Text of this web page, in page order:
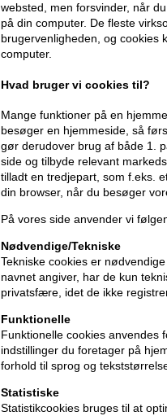
websted, men forsvinder, når
på din computer. De fleste
brugervenligheden, og cookies
computer.
Hvad bruger vi cookies til?
Mange funktioner på en
besøger en hjemmeside, så
gør derudover brug af både 1.
side og tilbyde relevant
tilladt en tredjepart, som f.eks.
din browser, når du besøger
På vores side anvender vi
Nødvendige/Tekniske
Tekniske cookies er
navnet angiver, har de kun
privatsfære, idet de ikke
Funktionelle
Funktionelle cookies anvendes
indstillinger du foretager på
forhold til sprog og
Statistiske
Statistikcookies bruges til at